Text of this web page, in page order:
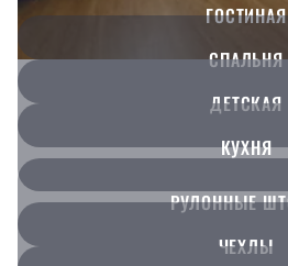
ГОСТИНАЯ
СПАЛЬНЯ
ДЕТСКАЯ
КУХНЯ
РУЛОННЫЕ
ЧЕХЛЫ